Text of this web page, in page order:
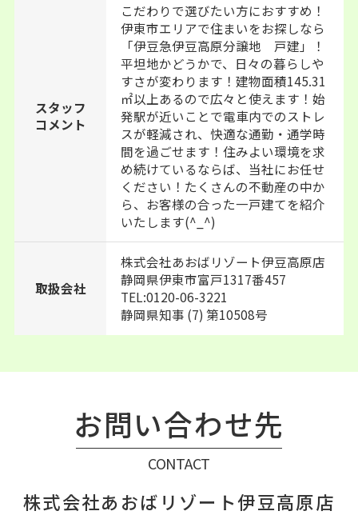
スタッフ
コメント
こだわりで選びたい方におすすめ！
伊東市エリアで住まいをお探しなら
「伊豆急伊豆高原分譲地 戸建」！
平坦地かどうかで、日々の暮らしや
すさが変わります！建物面積145.31
㎡以上あるので広々と使えます！始
発駅が近いことで電車内でのストレ
スが軽減され、快適な通勤・通学時
間を過ごせます！住みよい環境を求
め続けているならば、当社にお任せ
ください！たくさんの不動産の中か
ら、お客様の合った一戸建てを紹介
いたします(^_^)
取扱会社
株式会社あおばリゾート伊豆高原店
静岡県伊東市富戸1317番457
TEL:0120-06-3221
静岡県知事 (7) 第10508号
お問い合わせ先
CONTACT
株式会社あおばリゾート伊豆高原店